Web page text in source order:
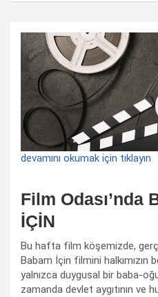
devamını okumak için tıklayın
Film Odası’nda
İÇİN
Bu hafta film köşemizde,
Babam İçin filmini halkımızın
yalnızca duygusal bir baba-
zamanda devlet aygıtının ve